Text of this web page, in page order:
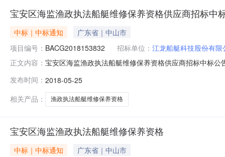
宝安区海监渔政执法船艇维修保养资格供应商招标中
中标｜中标通知
广东省｜中山市
项目编号： BACG2018153832 招标单位： 江龙船艇科技股份有限
正文内容： 宝安区海监渔政执法船艇维修保养资格供应商招标中标
年05月25日组织的广东省渔政总队宝安大队所申报的宝
采购条目流水
发布时间： 2018-05-25
相关产品：
渔政执法船艇维修保养资格
宝安区海监渔政执法船艇维修保养资格
中标｜中标通知
广东省｜中山市